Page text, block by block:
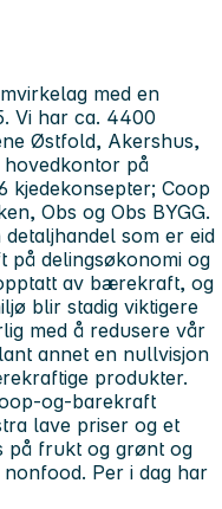
med en
Vi har ca. 4400
Østfold, Akershus,
på
kjedekonsepter; Coop
Obs og Obs BYGG.
som er eid
på delingsøkonomi og
av bærekraft, og
blir stadig viktigere
med å redusere vår
annet en nullvisjon
produkter.
og-barekraft
lave priser og et
på frukt og grønt og
Per i dag har